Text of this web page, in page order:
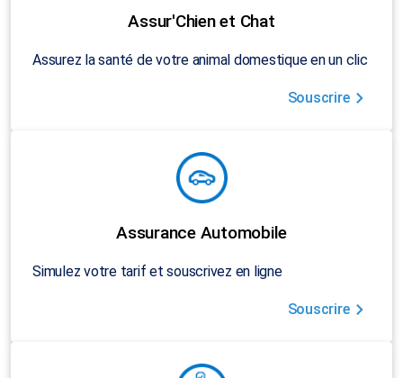
Assur'Chien et Chat
Assurez la santé de votre animal domestique en un clic
Souscrire
Assurance Automobile
Simulez votre tarif et souscrivez en ligne
Souscrire